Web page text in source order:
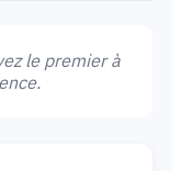
le premier à